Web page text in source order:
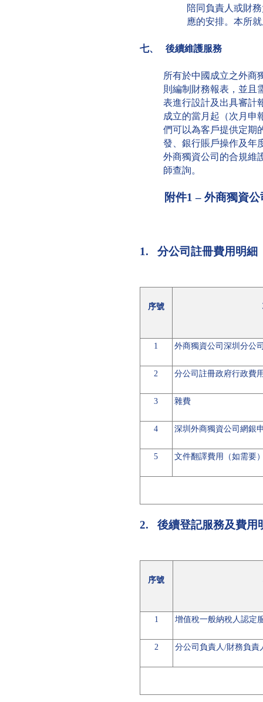
陪同負責人或財
應的安排。本所
七、 後續維護服務
所有於中國成立之外商
則編制財務報表，並且
表進行設計及出具審計
成立的當月起（次月申
們可以為客戶提供定期
發、銀行賬戶操作及年
外商獨資公司的合規維
師查詢。
附件1 – 外商獨資
1. 分公司註冊費用明細
序號
1 外商獨資公司深圳分公
2 分公司註冊政府行政費
3 雜費
4 深圳外商獨資公司網銀
5 文件翻譯費用（如需要
2. 後續登記服務及費用
序號
1 增值稅一般納稅人認定
2 分公司負責人/財務負責